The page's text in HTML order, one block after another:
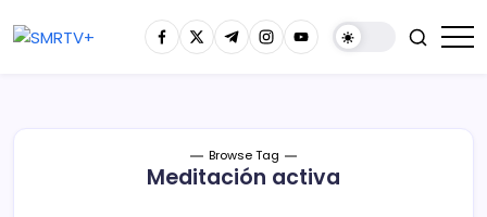
Browse Tag
Meditación activa